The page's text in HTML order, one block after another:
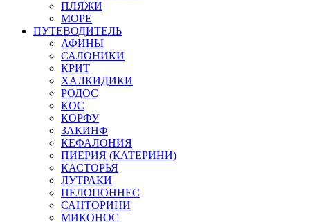
ПЛЯЖИ
МОРЕ
ПУТЕВОДИТЕЛЬ
АФИНЫ
САЛОНИКИ
КРИТ
ХАЛКИДИКИ
РОДОС
КОС
КОРФУ
ЗАКИНФ
КЕФАЛОНИЯ
ПИЕРИЯ (КАТЕРИНИ)
КАСТОРЬЯ
ЛУТРАКИ
ПЕЛОПОННЕС
САНТОРИНИ
МИКОНОС